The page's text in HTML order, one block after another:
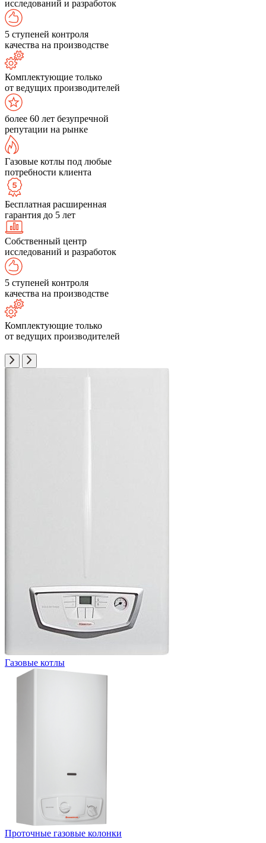
исследований и разработок
5 ступеней контроля
качества на производстве
Комплектующие только
от ведущих производителей
более 60 лет безупречной
репутации на рынке
Газовые котлы под любые
потребности клиента
Бесплатная расширенная
гарантия до 5 лет
Собственный центр
исследований и разработок
5 ступеней контроля
качества на производстве
Комплектующие только
от ведущих производителей
Газовые котлы
Проточные газовые колонки